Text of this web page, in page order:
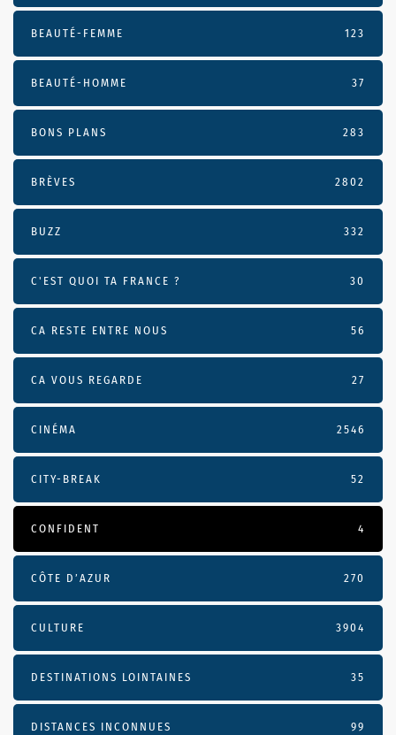
BEAUTÉ-FEMME 123
BEAUTÉ-HOMME 37
BONS PLANS 283
BRÈVES 2802
BUZZ 332
C'EST QUOI TA FRANCE ? 30
CA RESTE ENTRE NOUS 56
CA VOUS REGARDE 27
CINÉMA 2546
CITY-BREAK 52
CONFIDENT 4
CÔTE D’AZUR 270
CULTURE 3904
DESTINATIONS LOINTAINES 35
DISTANCES INCONNUES 99